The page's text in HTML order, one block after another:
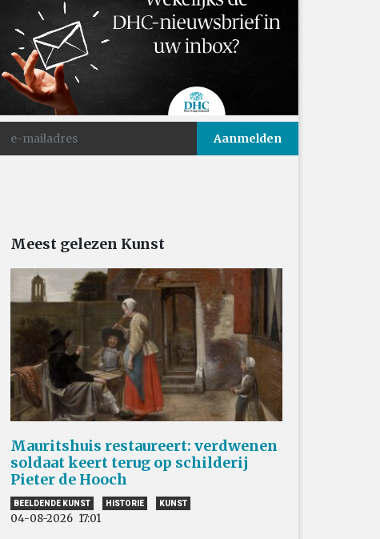
Meest gelezen Kunst
Mauritshuis restaureert: verdwenen
soldaat keert terug op schilderij
Pieter de Hooch
BEELDENDE KUNST HISTORIE KUNST
04-08-2026 17:01